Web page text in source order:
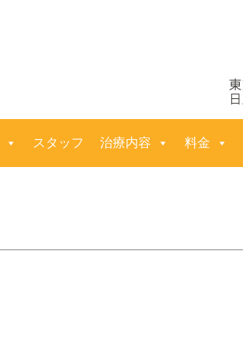
ン
スタッフ 治療内容 料金